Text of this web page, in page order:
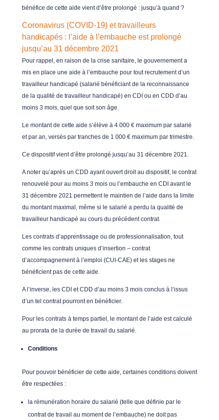
bénéfice de cette aide vient d’être prolongé : jusqu’à quand ?
Coronavirus (COVID-19) et travailleurs
handicapés : l’aide à l’embauche est prolongé
jusqu’au 31 décembre 2021
Pour rappel, en raison de la crise sanitaire, le gouvernement a
mis en place une aide à l’embauche pour tout recrutement d’un
travailleur handicapé (salarié bénéficiant de la reconnaissance
de la qualité de travailleur handicapé) en CDI ou en CDD d’au
moins 3 mois, quel que soit son âge.
Le montant de cette aide s’élève à 4 000 € maximum par salarié
et par an, versés par tranches de 1 000 € maximum par trimestre.
Ce dispositif vient d’être prolongé jusqu’au 31 décembre 2021.
A noter qu’après un CDD ayant ouvert droit au dispositif, le contrat
renouvelé pour au moins 3 mois ou l’embauche en CDI avant le
31 décembre 2021 permettent le maintien de l’aide dans la limite
du montant maximal, même si le salarié a perdu la qualité de
travailleur handicapé au cours du précédent contrat.
Les contrats d’apprentissage ou de professionnalisation, tout
comme les contrats uniques d’insertion – contrat
d’accompagnement à l’emploi (CUI-CAE) et les stages ne
bénéficient pas de cette aide.
A l’inverse, les CDI et CDD d’au moins 3 mois conclus à l’issus
d’un tel contrat pourront en bénéficier.
Pour les contrats à temps partiel, le montant de l’aide est calculé
au prorata de la durée de travail du salarié.
Conditions
Pour pouvoir bénéficier de cette aide, certaines conditions doivent
être respectées :
la rémunération horaire du salarié (telle que définie par le
contrat de travail au moment de l’embauche) ne doit pas